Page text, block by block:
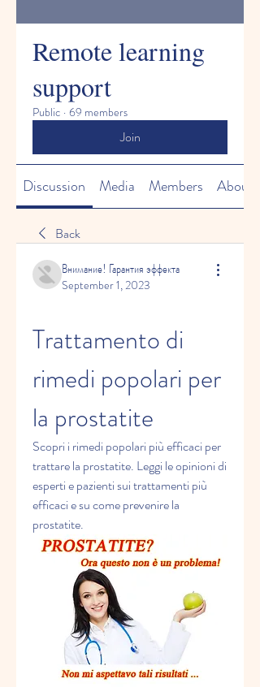
Remote learning
support
Public · 69 members
Join
Discussion Media Members About
Back
Внимание! Гарантия эффекта
September 1, 2023
Trattamento di
rimedi popolari per
la prostatite
Scopri i rimedi popolari più efficaci per
trattare la prostatite. Leggi le opinioni di
esperti e pazienti sui trattamenti più
efficaci e su come prevenire la
prostatite.